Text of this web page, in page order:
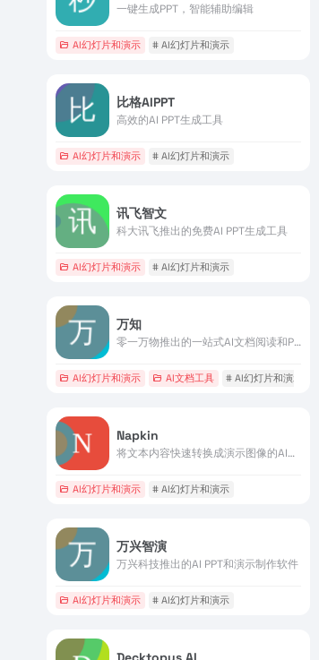
一键生成PPT，智能辅助编辑
AI幻灯片和演示 # AI幻灯片和演示
比格AIPPT
高效的AI PPT生成工具
AI幻灯片和演示 # AI幻灯片和演示
讯飞智文
科大讯飞推出的免费AI PPT生成工具
AI幻灯片和演示 # AI幻灯片和演示
万知
零一万物推出的一站式AI文档阅读和PPT创作工作台
AI幻灯片和演示 AI文档工具 # AI幻灯片和演示
Napkin
将文本内容快速转换成演示图像的AI办公工具
AI幻灯片和演示 # AI幻灯片和演示
万兴智演
万兴科技推出的AI PPT和演示制作软件
AI幻灯片和演示 # AI幻灯片和演示